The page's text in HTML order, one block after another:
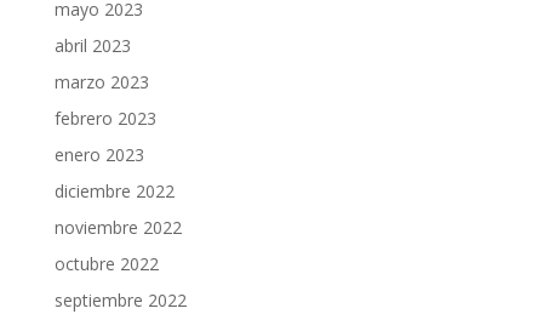
mayo 2023
abril 2023
marzo 2023
febrero 2023
enero 2023
diciembre 2022
noviembre 2022
octubre 2022
septiembre 2022